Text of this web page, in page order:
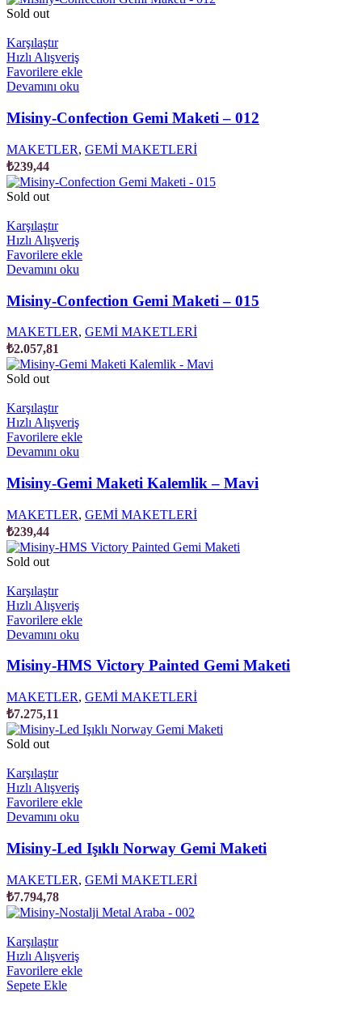
Sold out
Karşılaştır
Hızlı Alışveriş
Favorilere ekle
Devamını oku
Misiny-Confection Gemi Maketi – 012
MAKETLER, GEMİ MAKETLERİ
₺239,44
Sold out
Karşılaştır
Hızlı Alışveriş
Favorilere ekle
Devamını oku
Misiny-Confection Gemi Maketi – 015
MAKETLER, GEMİ MAKETLERİ
₺2.057,81
Sold out
Karşılaştır
Hızlı Alışveriş
Favorilere ekle
Devamını oku
Misiny-Gemi Maketi Kalemlik – Mavi
MAKETLER, GEMİ MAKETLERİ
₺239,44
Sold out
Karşılaştır
Hızlı Alışveriş
Favorilere ekle
Devamını oku
Misiny-HMS Victory Painted Gemi Maketi
MAKETLER, GEMİ MAKETLERİ
₺7.275,11
Sold out
Karşılaştır
Hızlı Alışveriş
Favorilere ekle
Devamını oku
Misiny-Led Işıklı Norway Gemi Maketi
MAKETLER, GEMİ MAKETLERİ
₺7.794,78
Karşılaştır
Hızlı Alışveriş
Favorilere ekle
Sepete Ekle